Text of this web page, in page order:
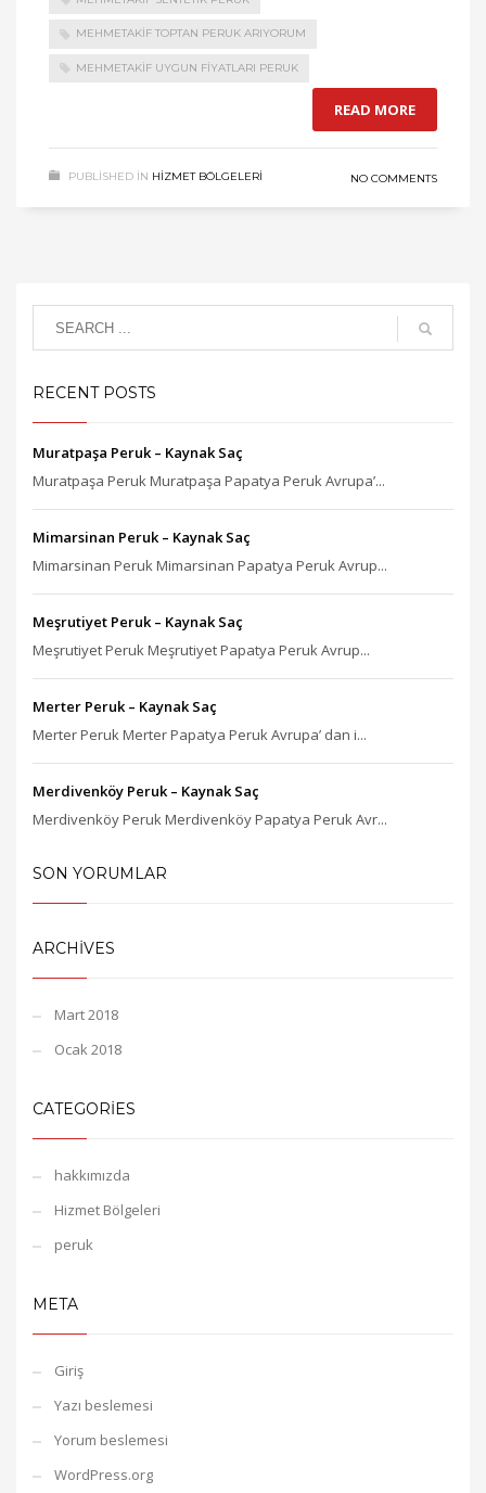
MEHMETAKIF TOPTAN PERUK ARIYORUM
MEHMETAKIF UYGUN FIYATLARI PERUK
READ MORE
PUBLISHED IN HIZMET BÖLGELERI NO COMMENTS
RECENT POSTS
Muratpaşa Peruk – Kaynak Saç
Muratpaşa Peruk Muratpaşa Papatya Peruk Avrupa’...
Mimarsinan Peruk – Kaynak Saç
Mimarsinan Peruk Mimarsinan Papatya Peruk Avrup...
Meşrutiyet Peruk – Kaynak Saç
Meşrutiyet Peruk Meşrutiyet Papatya Peruk Avrup...
Merter Peruk – Kaynak Saç
Merter Peruk Merter Papatya Peruk Avrupa’ dan i...
Merdivenköy Peruk – Kaynak Saç
Merdivenköy Peruk Merdivenköy Papatya Peruk Avr...
SON YORUMLAR
ARCHIVES
Mart 2018
Ocak 2018
CATEGORIES
hakkımızda
Hizmet Bölgeleri
peruk
META
Giriş
Yazı beslemesi
Yorum beslemesi
WordPress.org